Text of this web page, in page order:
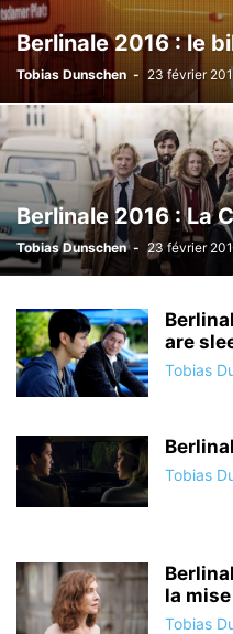
FESTIVAL
Berlinale 2016 : le
Tobias Dunschen - 23 février
Berlinale 2016 : La
Tobias Dunschen - 23 février
are
Tobias
Tobias
la
Tobias